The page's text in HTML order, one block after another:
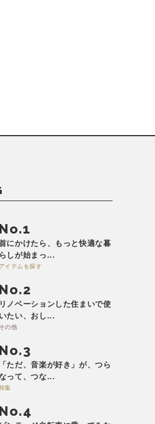
No.
にかけたら、もっと快適な暮
らしが始まっ...
アイテムを探す
No.
リノベーションした住まいで使
いたい、おし...
その他
No.
「ただ、音楽が好き」が、つら
って、つな...
集
No.